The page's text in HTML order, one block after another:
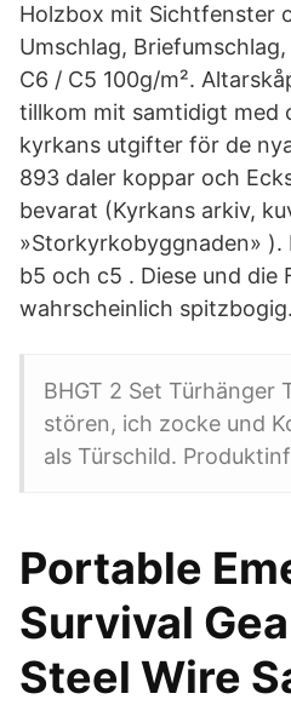
Holzbox mit Sichtfenster
Umschlag,
C6 / C5 100g/m².
tillkom mit samtidigt med
kyrkans utgifter för de
893 daler koppar och
bevarat (Kyrkans arkiv,
»Storkyrkobyggnaden» ).
b5 och c5 . Diese und die
wahrscheinlich spitzbogig.
BHGT 2 Set Türhänger
stören, ich zocke und
als Türschild.
Portable
Survival
Steel Wire